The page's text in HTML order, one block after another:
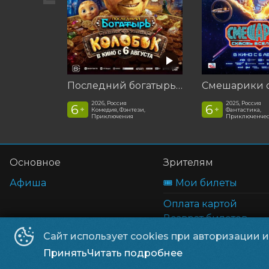
Последний богатырь. Колобок
6 +
2026, Россия
Комедия, Фэнтези,
Приключения
6 +
2025, Россия
Фантастика,
Сайт использует cookies при авторизации
ПринятьЧитать подробнее
Основное
Афиша
Зрителям
🎟️ Мои билеты
Оплата картой
Возврат билетов
Правила и